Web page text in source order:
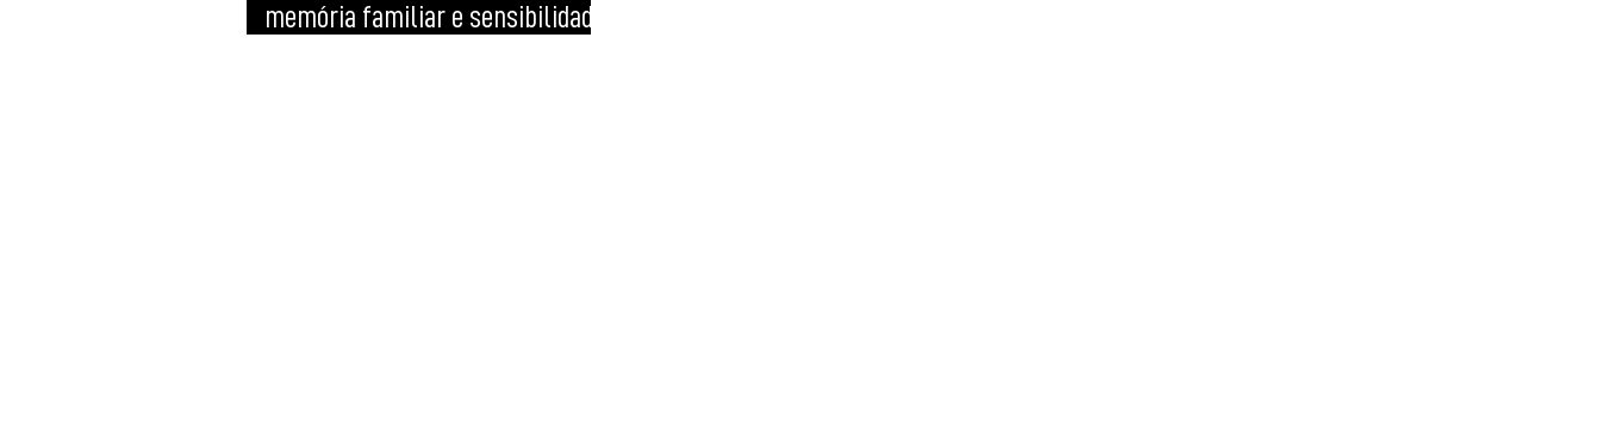
memória familiar e sensibilidade